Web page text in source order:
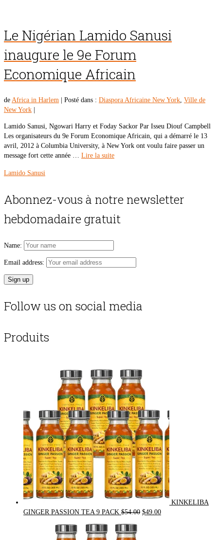
Le Nigérian Lamido Sanusi
inaugure le 9e Forum
Economique Africain
de Africa in Harlem Posté dans : Diaspora Africaine New York, Ville de
New York
Lamido Sanusi, Ngowari Harry et Foday Sackor Par Isseu Diouf Campbell
Les organisateurs du 9e Forum Economique Africain, qui a démarré le 13
avril, 2012 à Columbia University, à New York ont voulu faire passer un
message fort cette année … Lire la suite
Lamido Sanusi
Abonnez-vous à notre newsletter
hebdomadaire gratuit
Name:
Email address:
Follow us on social media
Produits
KINKELIBA
GINGER PASSION TEA 9 PACK $54.00 Original
$49.00Current